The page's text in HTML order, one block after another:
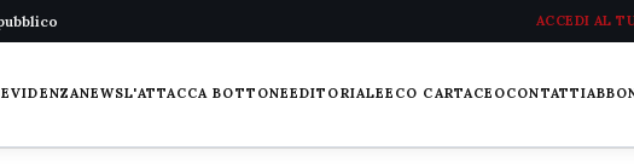
ACCEDI AL
NEWSL'ATTACCA BOTTONEEDITORIALEECO CARTACEOCONTATTI